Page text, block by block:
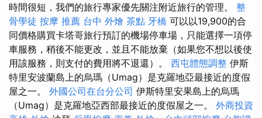
時間很短，我們的旅行專家優先關注附近旅行的管理。 整
骨學徒 按摩 推薦 台中 外燴 茶點 牙橋 可以以19,900的合
同價格購買卡塔哥旅行預訂的機場停車場，只能選擇一項停
車服務，稍後不能更改，並且不能放棄（如果您不想以後使
用該服務，則支付的費用將不退還）。 西屯體態調整 伊斯
特里安波蘭島上的烏瑪（Umag）是克羅地亞最接近的度假
屋之一。 外國公司在台分公司 伊斯特里安果島上的烏瑪
（Umag）是克羅地亞西部最接近的度假屋之一。 外商投資